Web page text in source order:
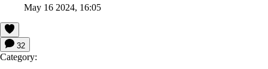
May 16 2024, 16:05
32
Category: